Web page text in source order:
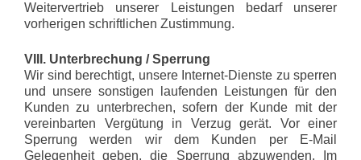
Weitervertrieb unserer Leistungen bedarf unserer
vorherigen schriftlichen Zustimmung.
VIII. Unterbrechung / Sperrung
Wir sind berechtigt, unsere Internet-Dienste zu sperren
und unsere sonstigen laufenden Leistungen für den
Kunden zu unterbrechen, sofern der Kunde mit der
vereinbarten Vergütung in Verzug gerät. Vor einer
Sperrung werden wir dem Kunden per E-Mail
Gelegenheit geben, die Sperrung abzuwenden. Im